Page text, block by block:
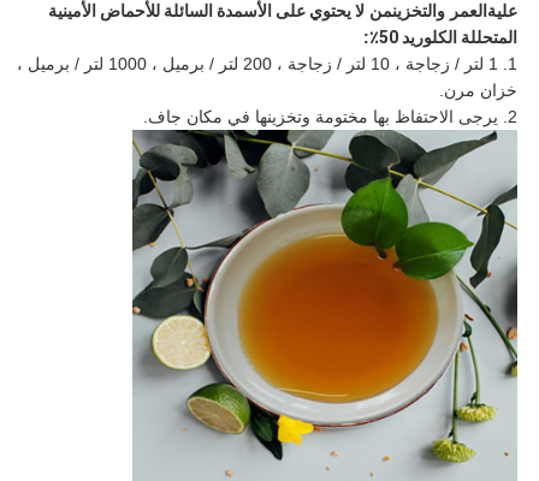
علية العمر والتخزينمن لا يحتوي على الأسمدة السائلة للأحماض الأمينية
المتحللة الكلوريد 50٪
:
1. 1 لتر / زجاجة ، 10 لتر / زجاجة ، 200 لتر / برميل ، 1000 لتر / برميل ،
خزان مرن.
2. يرجى الاحتفاظ بها مختومة وتخزينها في مكان جاف.